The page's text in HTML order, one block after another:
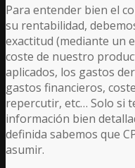
Para entender bien el
su rentabilidad,
exactitud (mediante un
coste de nuestro
aplicados, los gastos
gastos financieros,
repercutir, etc… Solo si
información bien
definida sabemos que
asumir.